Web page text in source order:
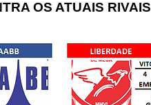
OS ATUAIS RIVAIS